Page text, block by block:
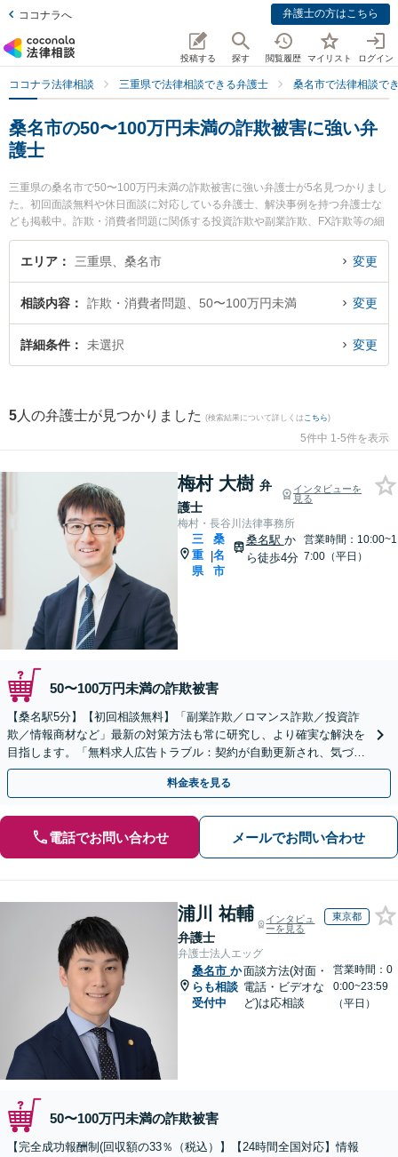
ココナラへ 弁護士の方はこちら
投稿する 探す 閲覧履歴 マイリスト ログイン
ココナラ法律相談 三重県で法律相談できる弁護士 桑名市で法律相談で
桑名市の50〜100万円未満の詐欺被害に強い弁
護士
三重県の桑名市で50〜100万円未満の詐欺被害に強い弁護士が5名見つかりまし
た。初回面談無料や休日面談に対応している弁護士、解決事例を持つ弁護士な
ども掲載中。詐欺・消費者問題に関係する投資詐欺や副業詐欺、FX詐欺等の細
かな分野での絞り込み検索もでき便利です。特に梅村・長谷川法律事務所の梅
村 大樹弁護士や弁護士法人関・岸田・中村法律事務所 桑名オフィスの岸田 哲
0万円未満の詐欺被害のトラブルを今すぐに弁護士に相談したい』『50〜100万
円未満の詐欺被害のトラブル解決の実績豊富な近くの弁護士を検索したい』
『初回相談無料で50〜100万円未満の詐欺被害を法律相談できる桑名市内の弁
エリア 三重県、桑名市 変更
相談内容 詐欺・消費者問題、50〜100万円未満 変更
詳細条件 未選択 変更
5 人の弁護士が見つかりました (検索結果について詳しくは こちら)
5件中 1-5件を表示
梅村 大樹 弁
護士
インタビューを
見る
梅村・長谷川法律事務所
三
重
県
|
桑
名
市
桑名駅 か
ら徒歩4分
営業時間：10:00~1
7:00（平日）
50〜100万円未満の詐欺被害
【桑名駅5分】【初回相談無料】「副業詐欺／ロマンス詐欺／投資詐
欺／情報商材など」最新の対策方法も常に研究し、より確実な解決を
目指します。「無料求人広告トラブル：契約が自動更新され、気づい
たときには高額請求に発展してしまった事例など」
料金表を見る
電話でお問い合わせ メールでお問い合わせ
浦川 祐輔
弁護士
インタビュ
ーを見る
東京都
弁護士法人エッグ
桑名市 か
らも相談
受付中
面談方法(対面・
電話・ビデオな
ど)は応相談
営業時間：0
0:00~23:59
（平日）
50〜100万円未満の詐欺被害
【完全成功報酬制(回収額の33％（税込）】【24時間全国対応】情報